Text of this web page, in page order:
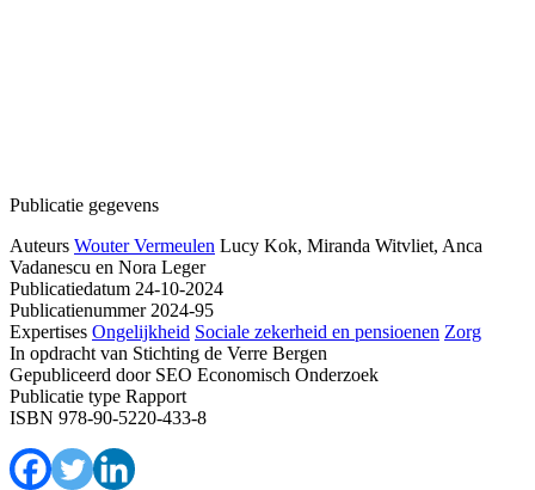
Publicatie gegevens
Auteurs Wouter Vermeulen Lucy Kok, Miranda Witvliet, Anca
Vadanescu en Nora Leger
Publicatiedatum 24-10-2024
Publicatienummer2024-95
Expertises Ongelijkheid Sociale zekerheid en pensioenen Zorg
In opdracht van Stichting de Verre Bergen
Gepubliceerd doorSEO Economisch Onderzoek
Publicatie type Rapport
ISBN 978-90-5220-433-8